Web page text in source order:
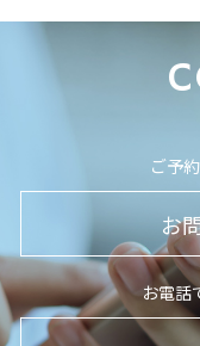
ご予
お
お電話